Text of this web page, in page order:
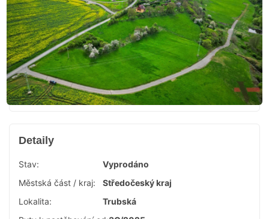
Detaily
Stav:
Vyprodáno
Městská část / kraj:
Středočeský kraj
Lokalita:
Trubská